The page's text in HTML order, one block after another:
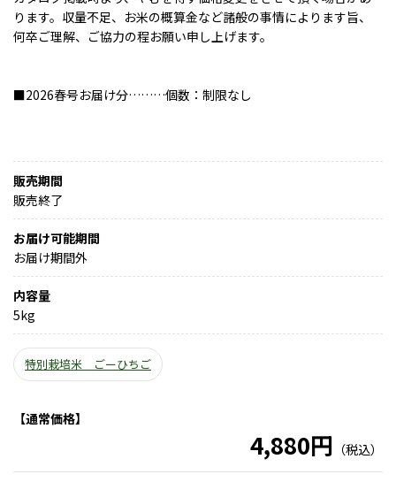
ります。収量不足、お米の概算金など諸般の事情によります旨、
何卒ご理解、ご協力の程お願い申し上げます。
■2026春号お届け分………個数：制限なし
販売期間
販売終了
お届け可能期間
お届け期間外
内容量
5kg
特別栽培米 ごーひちご
【通常価格】
4,880円 （税込）